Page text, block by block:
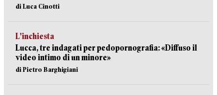
di Luca Cinotti
L'inchiesta
Lucca, tre indagati per pedopornografia: «Diffuso il
video intimo di un minore»
di Pietro Barghigiani